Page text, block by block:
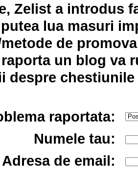
Zelist a introdus
lua masuri
de
un blog va
despre
raportata:
Numele tau:
Adresa de email: